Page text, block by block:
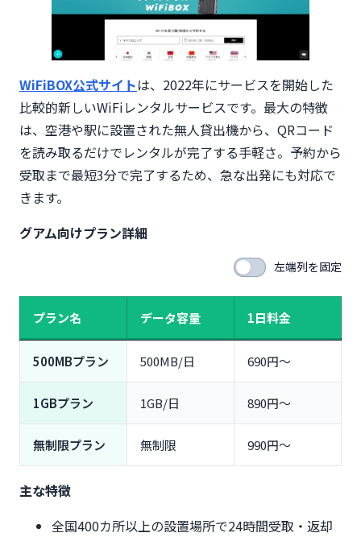
WiFiBOX公式サイトは、2022年にサービスを開始した
比較的新しいWiFiレンタルサービスです。最大の特徴
は、空港や駅に設置された無人貸出機から、QRコード
を読み取るだけでレンタルが完了する手軽さ。予約から
受取まで最短3分で完了するため、急な出発にも対応で
きます。
グアム向けプラン詳細
左端列を固定
プラン名 データ容量 1日料金
500MBプラン 500MB/日 690円～
1GBプラン 1GB/日 890円～
無制限プラン 無制限 990円～
主な特徴
全国400カ所以上の設置場所で24時間受取・返却